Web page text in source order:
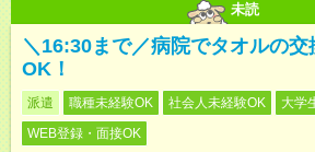
未読
＼16:30まで／病院でタオルの
OK！
派遣 職種未経験OK 社会人未経験OK 大学
WEB登録・面接OK